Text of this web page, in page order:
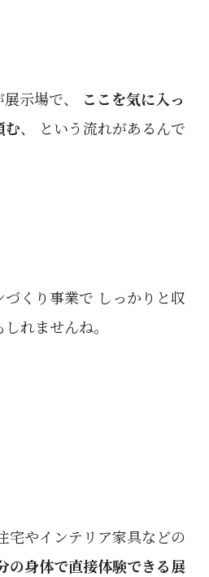
示場で、
ここを気に入っ
む、 という流れがあるんで
くり事業で しっかりと収
れませんね。
宅やインテリア家具などの
の身体で直接体験できる展